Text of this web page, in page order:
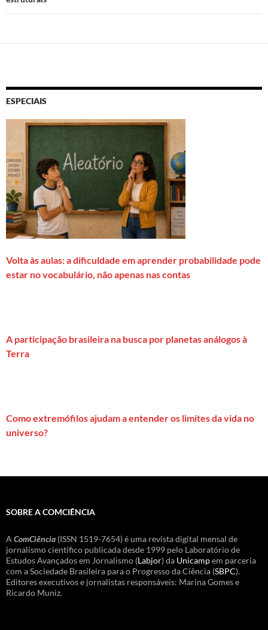
ESPECIAIS
Volta às aulas: a dificuldade em aprender probabilidade pode
estar no vocabulário, não apenas nas contas
A participação brasileira na busca por planetas análogos à
Terra
Como extremófilos ajudam a entender os limites da vida no
universo?
SOBRE A COMCIÊNCIA
A ComCiência (ISSN 1519-7654) é uma revista digital mensal de
jornalismo científico publicada desde 1999 pelo Laboratório de
Estudos Avançados em Jornalismo (Labjor) da Unicampem parceria
com a Sociedade Brasileira para o Progresso da Ciência (SBPC).
Editores executivos e jornalistas responsáveis: Marina Gomes e
Ricardo Muniz.